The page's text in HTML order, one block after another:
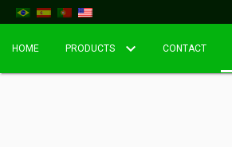
HOME PRODUCTS CONTACT